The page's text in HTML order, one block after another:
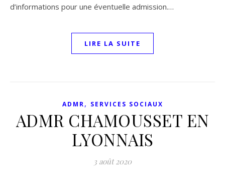
d’informations pour une éventuelle admission.…
LIRE LA SUITE
ADMR, SERVICES SOCIAUX
ADMR CHAMOUSSET EN
LYONNAIS
3 août 2020